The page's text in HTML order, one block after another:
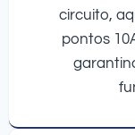
circuito,
pontos